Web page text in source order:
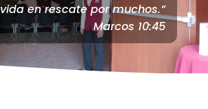
vida en rescate por muchos.”
Marcos 10:45